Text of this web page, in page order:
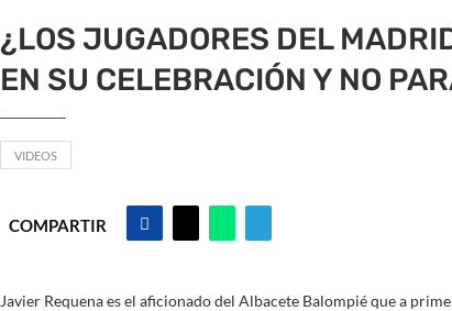
¿LOS JUGADORES DEL
EN SU CELEBRACIÓN Y NO
VIDEOS
COMPARTIR
Javier Requena es el aficionado del Albacete Balompié que a